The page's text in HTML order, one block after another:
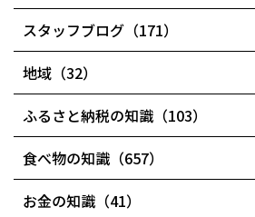
スタッフブログ（171）
地域（32）
ふるさと納税の知識（103）
食べ物の知識（657）
お金の知識（41）